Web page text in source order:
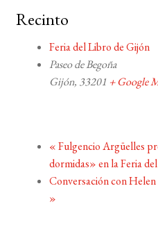
Recinto
Feria del Libro de Gijón
Paseo de Begoña
Gijón, 33201 + Google
«Fulgencio Argüelles
dormidas» en la Feria
Conversación con
»